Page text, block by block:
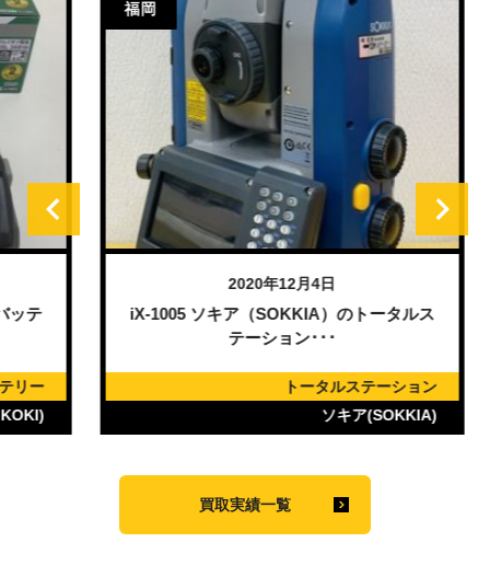
2020年12月4日
iX-1005 ソキア（SOKKIA）のトータルス
テーション･･･
トータルステーション
ソキア(SOKKIA)
買取実績一覧